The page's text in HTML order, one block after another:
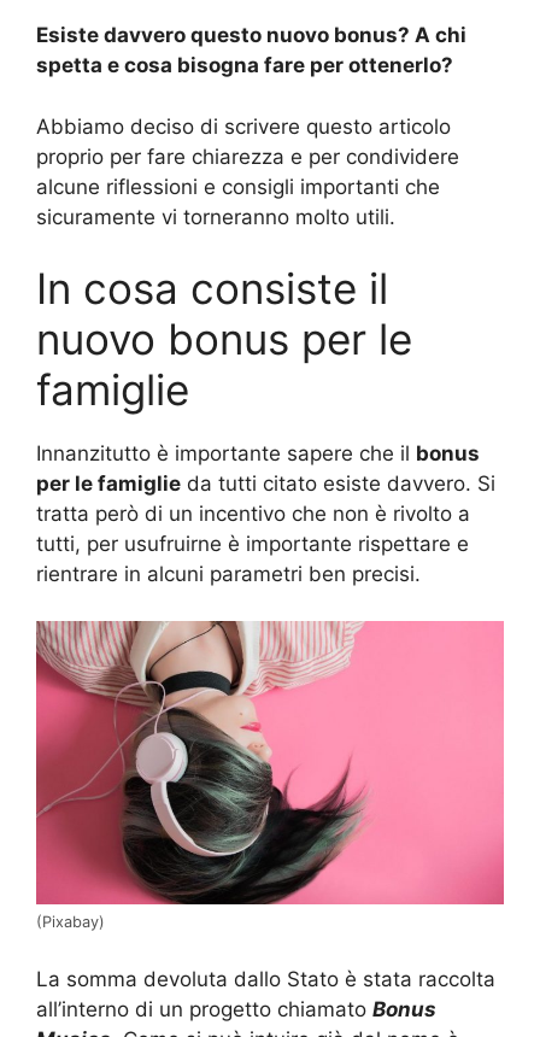
Esiste davvero questo nuovo bonus? A chi
spetta e cosa bisogna fare per ottenerlo?
Abbiamo deciso di scrivere questo articolo
proprio per fare chiarezza e per condividere
alcune riflessioni e consigli importanti che
sicuramente vi torneranno molto utili.
In cosa consiste il
nuovo bonus per le
famiglie
Innanzitutto è importante sapere che il bonus
per le famiglie da tutti citato esiste davvero. Si
tratta però di un incentivo che non è rivolto a
tutti, per usufruirne è importante rispettare e
rientrare in alcuni parametri ben precisi.
(Pixabay)
La somma devoluta dallo Stato è stata raccolta
all’interno di un progetto chiamato Bonus